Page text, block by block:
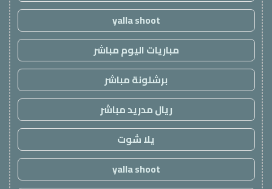
yalla shoot
مباريات اليوم مباشر
برشلونة مباشر
ريال مدريد مباشر
يلا شوت
yalla shoot